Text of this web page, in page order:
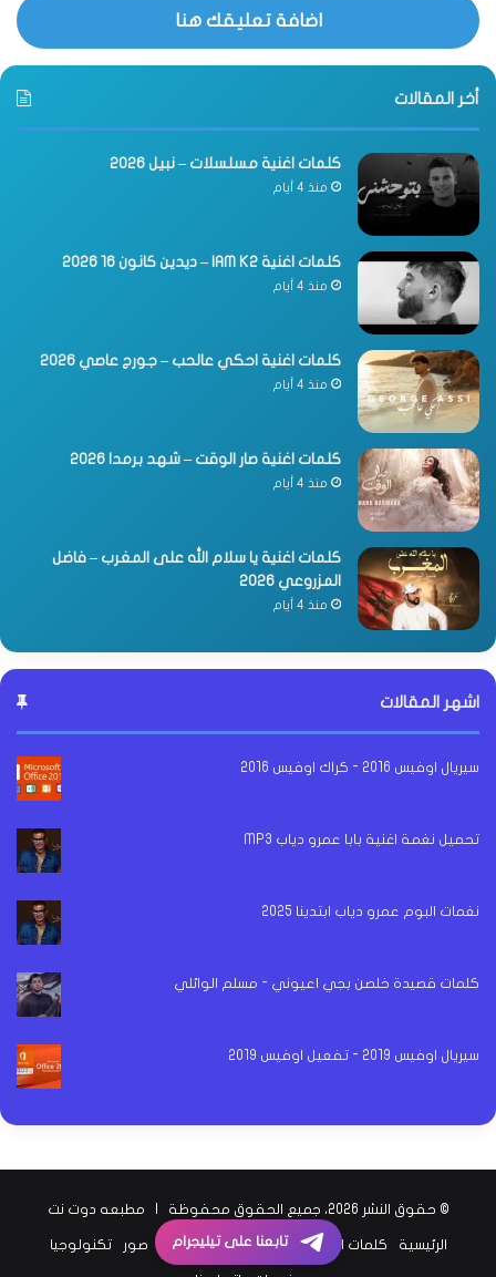
اضافة تعليقك هنا
أخر المقالات
كلمات اغنية مسلسلات – نبيل 2026
منذ 4 أيام
كلمات اغنية IAM K2 – ديدين كانون 16 2026
منذ 4 أيام
كلمات اغنية احكي عالحب – جورج عاصي 2026
منذ 4 أيام
كلمات اغنية صار الوقت – شهد برمدا 2026
منذ 4 أيام
كلمات اغنية يا سلام الله على المغرب – فاضل
المزروعي 2026
منذ 4 أيام
اشهر المقالات
سيريال اوفيس 2016 - كراك اوفيس 2016
تحميل نغمة اغنية بابا عمرو دياب MP3
نغمات البوم عمرو دياب ابتدينا 2025
كلمات قصيدة خلصن بجي اعيوني - مسلم الوائلي
سيريال اوفيس 2019 - تفعيل اوفيس 2019
© حقوق النشر 2026، جميع الحقوق محفوظة | مطبعه دوت نت
الرئيسية كلمات اغاني اخبار الفن اخبار الرياضة صور تكنولوجيا تابعنا على تيليجرام